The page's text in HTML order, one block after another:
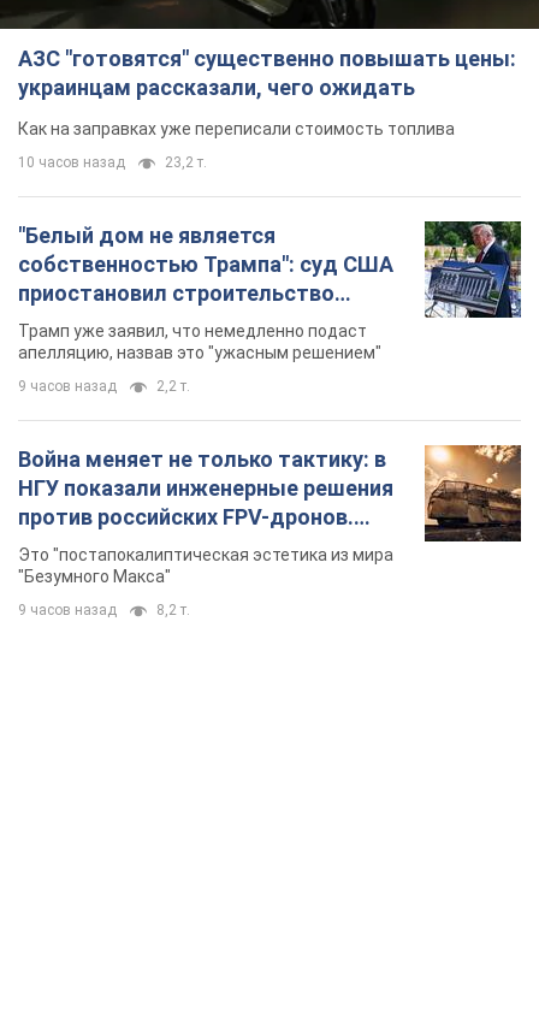
АЗС "готовятся" существенно повышать цены:
украинцам рассказали, чего ожидать
Как на заправках уже переписали стоимость топлива
10 часов назад 23,2 т.
"Белый дом не является
собственностью Трампа": суд США
приостановил строительство
бального зала стоимостью 400 млн
долларов
Трамп уже заявил, что немедленно подаст
апелляцию, назвав это "ужасным решением"
9 часов назад 2,2 т.
Война меняет не только тактику: в
НГУ показали инженерные решения
против российских FPV-дронов.
Фото
Это "постапокалиптическая эстетика из мира
"Безумного Макса"
9 часов назад 8,2 т.